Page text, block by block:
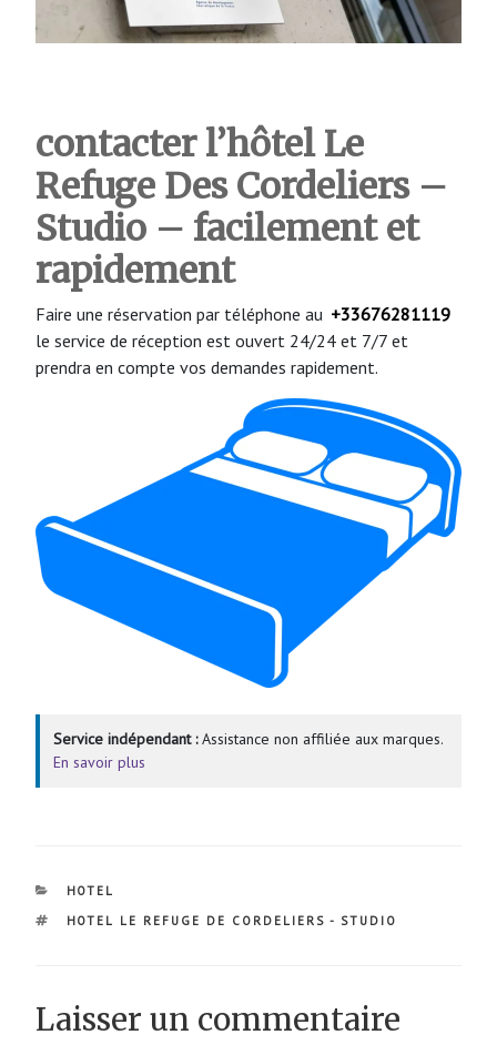
contacter l’hôtel Le
Refuge Des Cordeliers –
Studio – facilement et
rapidement
Faire une réservation par téléphone au +33676281119
le service de réception est ouvert 24/24 et 7/7 et
prendra en compte vos demandes rapidement.
Service indépendant :Assistance non affiliée aux marques.
En savoir plus
CATÉGORIES
HOTEL
ÉTIQUETTES
HOTEL LE REFUGE DE CORDELIERS - STUDIO
Laisser un commentaire